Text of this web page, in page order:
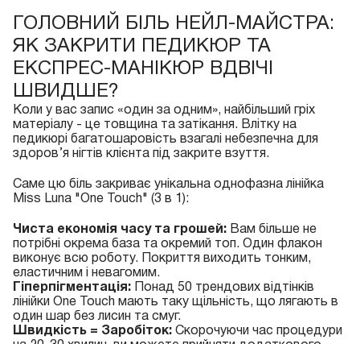
ГОЛОВНИЙ БІЛЬ НЕЙЛ-МАЙСТРА:
ЯК ЗАКРИТИ ПЕДИКЮР ТА
ЕКСПРЕС-МАНІКЮР ВДВІЧІ
ШВИДШЕ?
Коли у вас запис «один за одним», найбільший гріх
матеріалу - це товщина та затікання. Влітку на
педикюрі багатошаровість взагалі небезпечна для
здоров’я нігтів клієнта під закрите взуття.
Саме цю біль закриває унікальна однофазна лінійка
Miss Luna "One Touch" (3 в 1):
Чиста економія часу та грошей: Вам більше не
потрібні окрема база та окремий топ. Один флакон
виконує всю роботу. Покриття виходить тонким,
еластичним і невагомим.
Гіперпігментація: Понад 50 трендових відтінків
лінійки One Touch мають таку щільність, що лягають в
один шар без лисин та смуг.
Швидкість = Заробіток: Скорочуючи час процедури